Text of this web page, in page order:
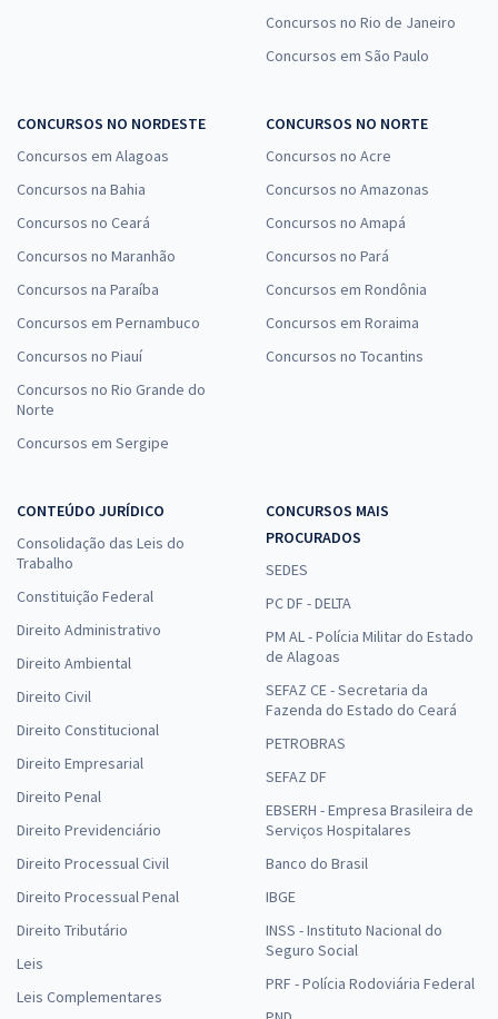
Concursos no Rio de Janeiro
Concursos em São Paulo
CONCURSOS NO NORDESTE
Concursos em Alagoas
Concursos na Bahia
Concursos no Ceará
Concursos no Maranhão
Concursos na Paraíba
Concursos em Pernambuco
Concursos no Piauí
Concursos no Rio Grande do
Norte
Concursos em Sergipe
CONCURSOS NO NORTE
Concursos no Acre
Concursos no Amazonas
Concursos no Amapá
Concursos no Pará
Concursos em Rondônia
Concursos em Roraima
Concursos no Tocantins
CONTEÚDO JURÍDICO
Consolidação das Leis do
Trabalho
Constituição Federal
Direito Administrativo
Direito Ambiental
Direito Civil
Direito Constitucional
Direito Empresarial
Direito Penal
Direito Previdenciário
Direito Processual Civil
Direito Processual Penal
Direito Tributário
Leis
Leis Complementares
CONCURSOS MAIS
PROCURADOS
SEDES
PC DF - DELTA
PM AL - Polícia Militar do Estado
de Alagoas
SEFAZ CE - Secretaria da
Fazenda do Estado do Ceará
PETROBRAS
SEFAZ DF
EBSERH - Empresa Brasileira de
Serviços Hospitalares
Banco do Brasil
IBGE
INSS - Instituto Nacional do
Seguro Social
PRF - Polícia Rodoviária Federal